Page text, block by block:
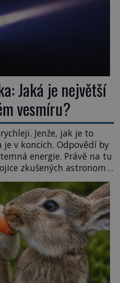
Jaká je největší
vesmíru?
Jenže, jak je to
je v koncích. Odpovědí by
energie. Právě na tu
zkušených astronomů.
mnohem
rekordní kometu!
a Gary Bernstein
archivní snímky v rámci
[…]